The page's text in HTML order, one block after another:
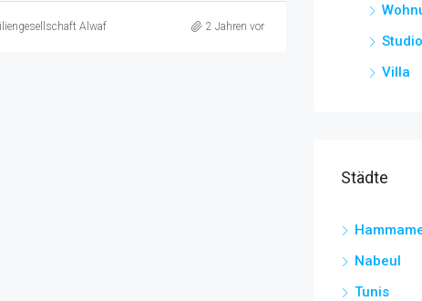
Alwafa 2 Jahren vor
Studio
Villa
Städte
Nabeul
Tunis